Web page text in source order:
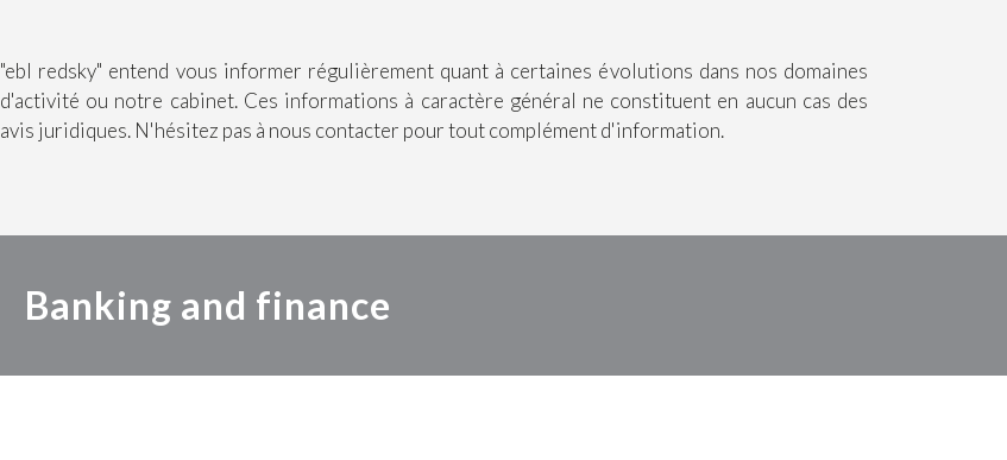
"ebl redsky" entend vous informer régulièrement quant à certaines évolutions dans nos domaines
d'activité ou notre cabinet. Ces informations à caractère général ne constituent en aucun cas des
avis juridiques. N'hésitez pas à nous contacter pour tout complément d'information.
Banking and finance